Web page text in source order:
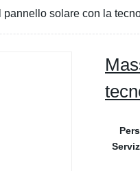
pannello solare con la